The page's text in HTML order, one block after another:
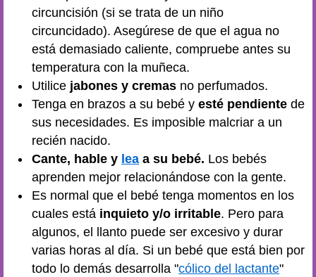
circuncisión (si se trata de un niño
circuncidado). Asegúrese de que el agua no
está demasiado caliente, compruebe antes su
temperatura con la muñeca.
Utilice jabones y cremas no perfumados.
Tenga en brazos a su bebé y esté pendiente de
sus necesidades. Es imposible malcriar a un
recién nacido.
Cante, hable y lea a su bebé. Los bebés
aprenden mejor relacionándose con la gente.
Es normal que el bebé tenga momentos en los
cuales está inquieto y/o irritable. Pero para
algunos, el llanto puede ser excesivo y durar
varias horas al día. Si un bebé que está bien por
todo lo demás desarrolla "cólico del lactante"